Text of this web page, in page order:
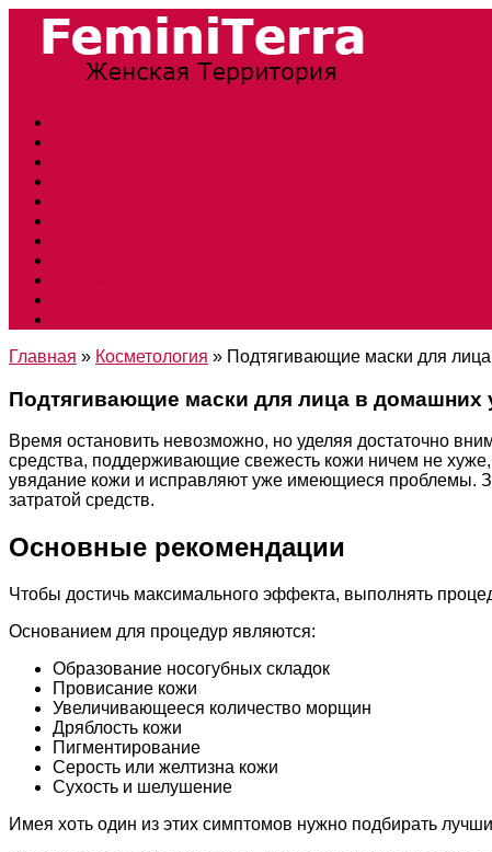
Главная » Косметология » Подтягивающие маски для
Подтягивающие маски для лица в домашних
Время остановить невозможно, но уделяя достаточно
средства, поддерживающие свежесть кожи ничем не
увядание кожи и исправляют уже имеющиеся проблемы.
затратой средств.
Основные рекомендации
Чтобы достичь максимального эффекта, выполнять
Основанием для процедур являются:
Образование носогубных складок
Провисание кожи
Увеличивающееся количество морщин
Дряблость кожи
Пигментирование
Серость или желтизна кожи
Сухость и шелушение
Имея хоть один из этих симптомов нужно подбирать